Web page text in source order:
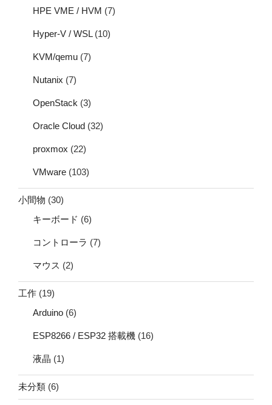
HPE VME / HVM (7)
Hyper-V / WSL(10)
KVM/qemu (7)
Nutanix (7)
OpenStack (3)
Oracle Cloud (32)
proxmox (22)
VMware (103)
小間物 (30)
キーボード (6)
コントローラ (7)
マウス (2)
工作 (19)
Arduino (6)
ESP8266 / ESP32 搭載機 (16)
液晶 (1)
未分類 (6)